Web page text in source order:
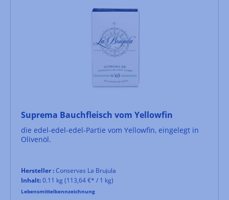
Suprema Bauchfleisch vom Yellowfin
die edel-edel-edel-Partie vom Yellowfin, eingelegt in
Olivenöl.
Hersteller :Conservas La Brujula
Inhalt:0.11 kg (113,64 €* / 1 kg)
Lebensmittelkennzeichnung